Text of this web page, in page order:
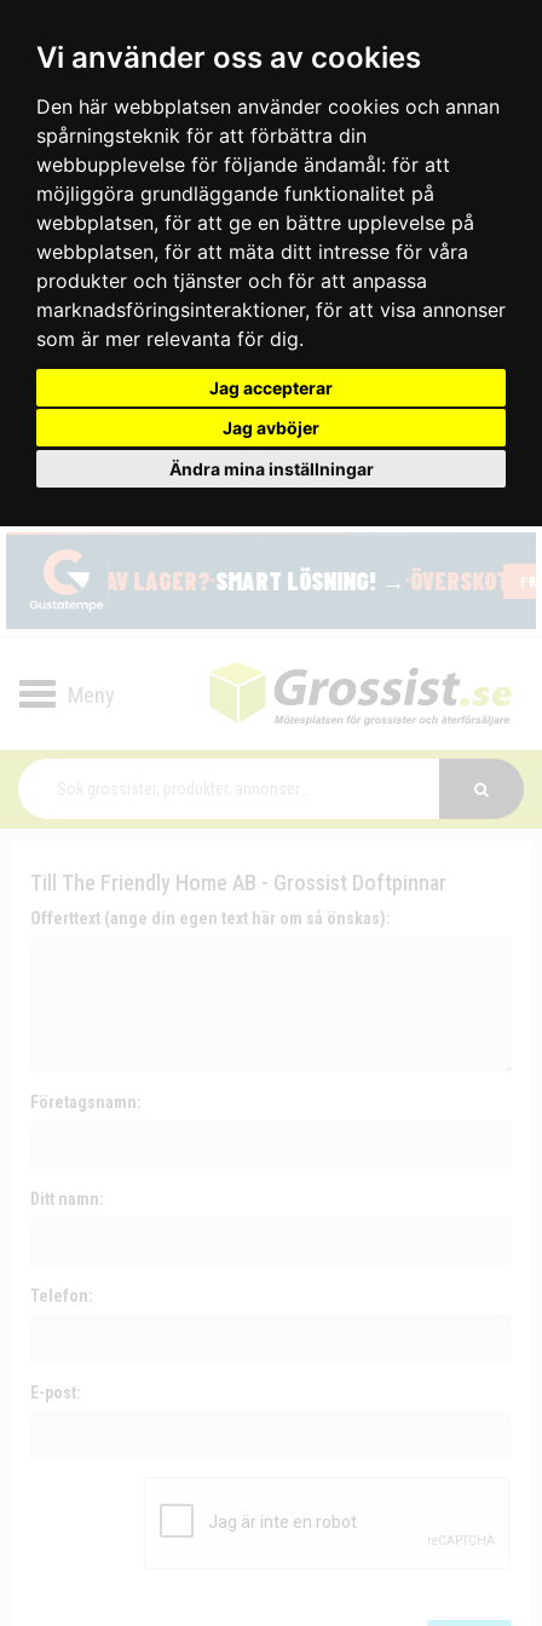
Vi använder oss av cookies
Den här webbplatsen använder cookies och annan
spårningsteknik för att förbättra din
webbupplevelse för följande ändamål: för att
möjliggöra grundläggande funktionalitet på
webbplatsen, för att ge en bättre upplevelse på
webbplatsen, för att mäta ditt intresse för våra
produkter och tjänster och för att anpassa
marknadsföringsinteraktioner, för att visa annonser
som är mer relevanta för dig.
Jag accepterar
Jag avböjer
Ändra mina inställningar
Toggle
Till The Friendly Home AB - Grossist Doftpinnar
Offerttext (ange din egen text här om så önskas):
Företagsnamn:
Ditt namn:
Telefon:
E-post: